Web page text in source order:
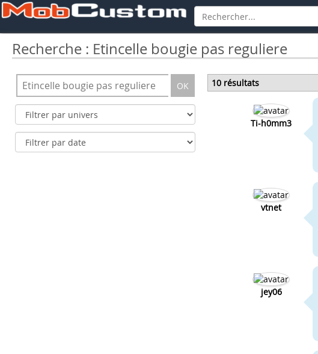
Recherche : Etincelle bougie pas reguliere
OK 10 résultats
Ti-h0mm3
vtnet
jey06